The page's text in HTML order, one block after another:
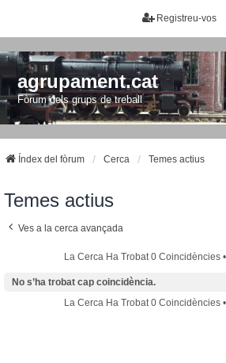
Registreu-vos
agrupament.cat
Fòrum dels grups de treball
Índex del fòrum Cerca Temes actius
Temes actius
Ves a la cerca avançada
La Cerca Ha Trobat 0 Coincidències
No s’ha trobat cap coincidència.
La Cerca Ha Trobat 0 Coincidències